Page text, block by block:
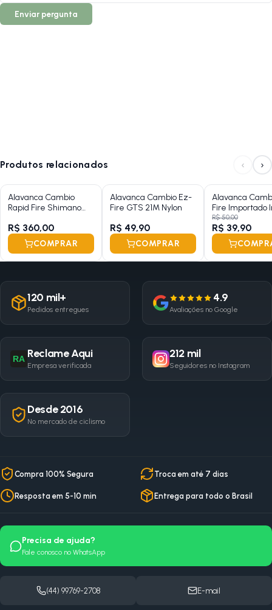
Enviar pergunta
Produtos relacionados ‹ ›
Alavanca Cambio
Rapid Fire Shimano
Sem Maçaneta
R$ 360,00
COMPRAR
Alavanca Cambio Ez-
Fire GTS 21M Nylon
R$ 49,90
COMPRAR
Alavanca
Fire Importado
24 Marchas
R$ 50,00
R$ 39,90
120 mil+
Pedidos entregues
4.9
Avaliações no Google
RA Reclame Aqui
Empresa verificada
212 mil
Seguidores no Instagram
Desde 2016
No mercado de ciclismo
Compra 100% Segura Troca em até 7 dias
Resposta em 5-10 min Entrega para todo o Brasil
Precisa de ajuda?
Fale conosco no WhatsApp
(44) 99769-2708 E-mail